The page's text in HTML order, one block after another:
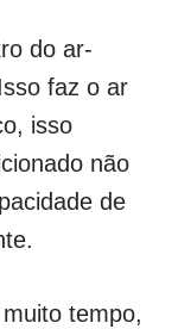
do ar-
faz o ar
isso
não
de
tempo,